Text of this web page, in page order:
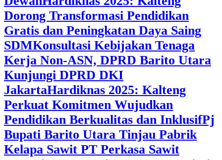
Dorong Transformasi Pendidikan
Gratis dan Peningkatan Daya Saing
SDMKonsultasi Kebijakan Tenaga
Kerja Non-ASN, DPRD Barito Utara
Kunjungi DPRD DKI
JakartaHardiknas 2025: Kalteng
Perkuat Komitmen Wujudkan
Pendidikan Berkualitas dan InklusifPj
Bupati Barito Utara Tinjau Pabrik
Kelapa Sawit PT Perkasa Sawit